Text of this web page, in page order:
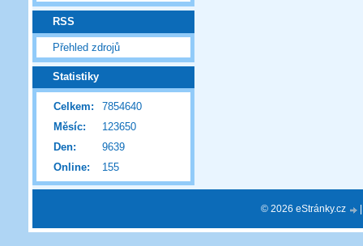
RSS
Přehled zdrojů
Statistiky
Online: 155
Celkem:
7854640
Měsíc:
123650
Den:
9639
© 2026 eStránky.cz